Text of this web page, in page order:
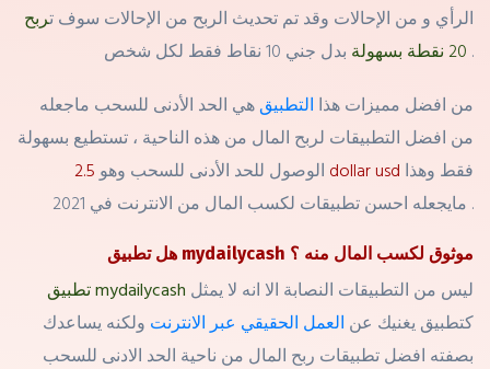
الرأي و من الإحالات وقد تم تحديث الربح من الإحالات سوف تربح
20 نقطة بسهولة بدل جني 10 نقاط فقط لكل شخص .
من افضل مميزات هذا التطبيقهي الحد الأدنى للسحب ماجعله
من افضل التطبيقات لربح المال من هذه الناحية ، تستطيع بسهولة
الوصول للحد الأدنى للسحب وهو 2.5 dollar usd
مايجعله احسن تطبيقات لكسب المال من الانترنت في 2021 .
هل تطبيق mydailycash موثوق لكسب المال منه ؟
تطبيق mydailycash ليس من التطبيقات النصابة الا انه لا يمثل
كتطبيق يغنيك عن العمل الحقيقي عبر الانترنت ولكنه يساعدك
بصفته افضل تطبيقات ربح المال من ناحية الحد الادنى للسحب